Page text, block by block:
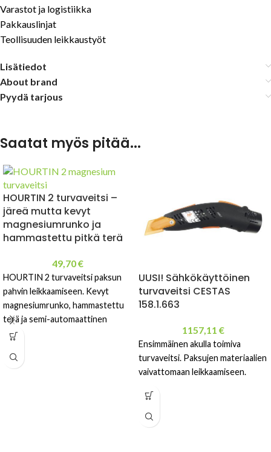
Varastot ja logistiikka
Pakkauslinjat
Teollisuuden leikkaustyöt
Lisätiedot
About brand
Pyydä tarjous
Saatat myös pitää...
HOURTIN 2 turvaveitsi –
järeä mutta kevyt
magnesiumrunko ja
hammastettu pitkä terä
49,70€
HOURTIN 2 turvaveitsi paksun
pahvin leikkaamiseen. Kevyt
magnesiumrunko, hammastettu
terä ja semi-automaattinen
teränpalautus ammattikäyttöön.
UUSI! Sähkökäyttöinen
turvaveitsi CESTAS
158.1.663
1157,11 €
Ensimmäinen akulla toimiva
turvaveitsi. Paksujen materiaalien
vaivattomaan leikkaamiseen.